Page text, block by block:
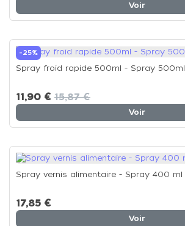
Voir
-25%
Spray froid rapide 500ml - Spray 500ml
11,90 € 15,87 €
Voir
Spray vernis alimentaire - Spray 400 ml
17,85 €
Voir